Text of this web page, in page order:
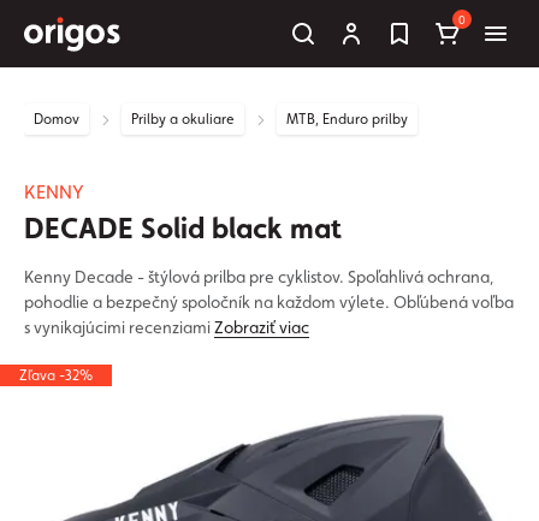
0
Domov Prilby a okuliare MTB, Enduro prilby
KENNY
DECADE Solid black mat
Kenny Decade - štýlová prilba pre cyklistov. Spoľahlivá ochrana,
pohodlie a bezpečný spoločník na každom výlete. Obľúbená voľba
s vynikajúcimi recenziamiZobraziť viac
Zľava -32%